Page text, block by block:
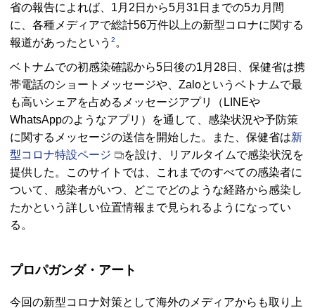
省の報告によれば、1月2日から5月31日までの5カ月間
に、各種メディアで総計56万件以上の新型コロナに関する
報道があったという 2 。
ベトナムでの初感染確認から5日後の1月28日、保健省は携
帯電話のショートメッセージや、Zaloというベトナムで最
も高いシェアを占めるメッセージアプリ（LINEや
WhatsAppのようなアプリ）を通して、感染状況や予防策
に関するメッセージの送信を開始した。また、保健省は新
型コロナ特設ページ
を設け、リアルタイムで感染状況を
提供した。このサイトでは、これまでのすべての感染者に
ついて、感染者がいつ、どこでどのような経路から感染し
たかという詳しい位置情報まで見られるようになってい
る。
プロパガンダ・アート
今回の新型コロナ対策として海外のメディアからも取り上